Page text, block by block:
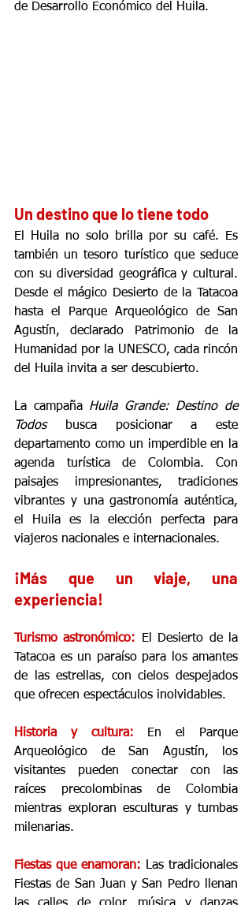
de Desarrollo Económico del Huila.
Un destino que lo tiene todo
El Huila no solo brilla por su café. Es
también un tesoro turístico que seduce
con su diversidad geográfica y cultural.
Desde el mágico Desierto de la Tatacoa
hasta el Parque Arqueológico de San
Agustín, declarado Patrimonio de la
Humanidad por la UNESCO, cada rincón
del Huila invita a ser descubierto.
La campaña Huila Grande: Destino de
Todos busca posicionar a este
departamento como un imperdible en la
agenda turística de Colombia. Con
paisajes impresionantes, tradiciones
vibrantes y una gastronomía auténtica,
el Huila es la elección perfecta para
viajeros nacionales e internacionales.
¡Más que un viaje, una
experiencia!
Turismo astronómico:
El Desierto de la
Tatacoa es un paraíso para los amantes
de las estrellas, con cielos despejados
que ofrecen espectáculos inolvidables.
Historia y cultura:
En el Parque
Arqueológico de San Agustín, los
visitantes pueden conectar con las
raíces precolombinas de Colombia
mientras exploran esculturas y tumbas
milenarias.
Fiestas que enamoran: Las tradicionales
Fiestas de San Juan y San Pedro llenan